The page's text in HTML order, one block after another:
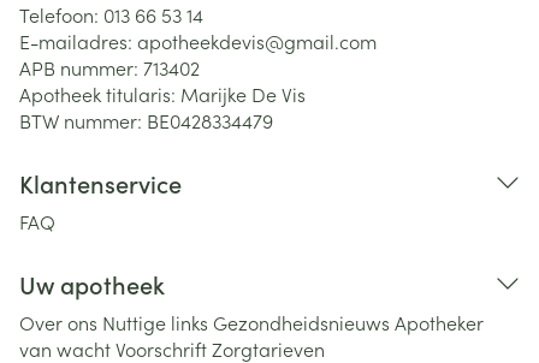
Telefoon: 013 66 53 14
E-mailadres: apotheekdevis@gmail.com
APB nummer: 713402
Apotheek titularis: Marijke De Vis
BTW nummer: BE0428334479
Klantenservice
FAQ
Uw apotheek
Over ons Nuttige links Gezondheidsnieuws Apotheker
van wachtVoorschriftZorgtarieven